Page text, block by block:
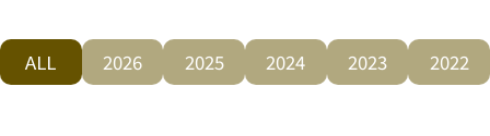
ALL 2026 2025 2024 2023 2022